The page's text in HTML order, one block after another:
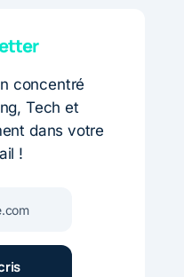
concentré
Tech et
dans votre
!